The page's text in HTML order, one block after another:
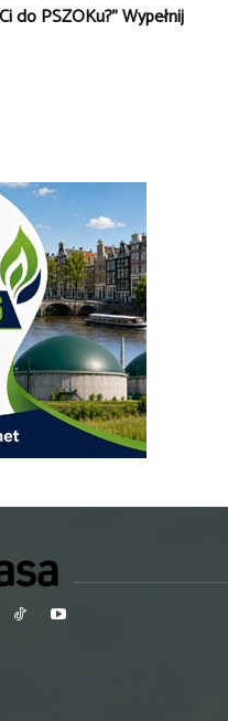
do PSZOKu?” Wypełnij